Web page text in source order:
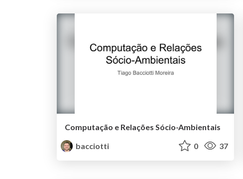
Computação e Relações Sócio-Ambientais
bacciotti
0 37